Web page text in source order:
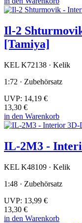
Il-2
[Tamiya]
KEL K72138 · Kelik
1:72 · Zubehörsatz
UVP: 14,19 €
13,30 €
in den Warenkorb
IL-2M3 -
KEL K48109 · Kelik
1:48 · Zubehörsatz
UVP: 13,99 €
13,30 €
in den Warenkorb